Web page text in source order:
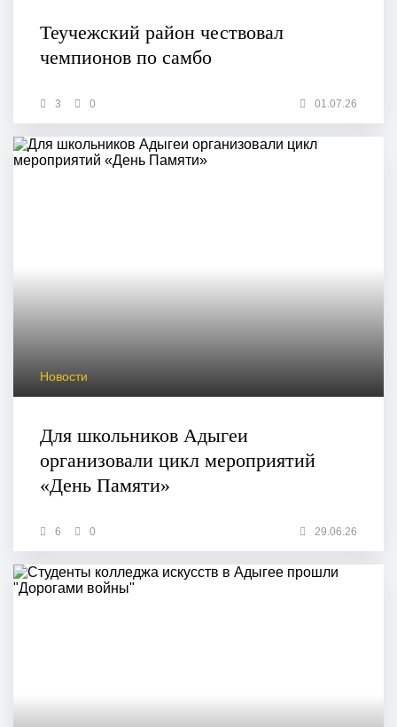
Теучежский район чествовал
чемпионов по самбо
3 0 01.07.26
Новости
Для школьников Адыгеи
организовали цикл мероприятий
«День Памяти»
6 0 29.06.26